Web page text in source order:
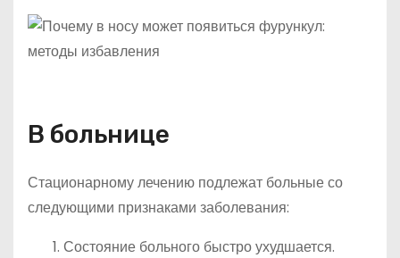
В больнице
Стационарному лечению подлежат больные со
следующими признаками заболевания:
Состояние больного быстро ухудшается.